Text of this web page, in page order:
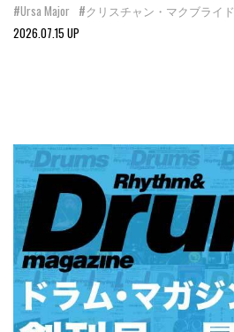
#Ursa Major #クリスチャン・マクブライド
2026.07.15 UP